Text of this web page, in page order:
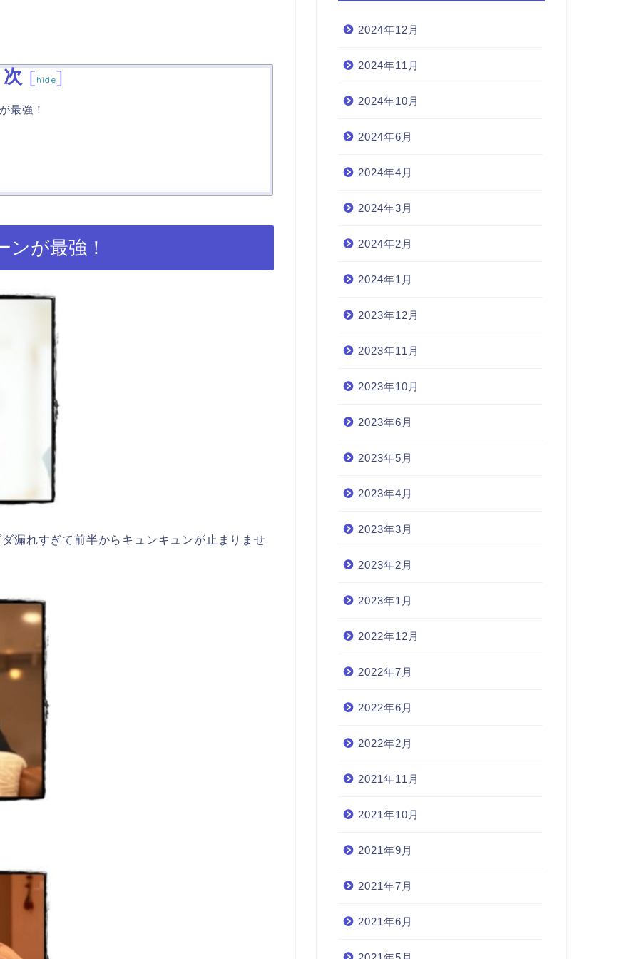
[hide]
最強！
が最強！
漏れすぎて前半からキュンキュンが止まりませ
2024年12月
2024年11月
2024年10月
2024年6月
2024年4月
2024年3月
2024年2月
2024年1月
2023年12月
2023年11月
2023年10月
2023年6月
2023年5月
2023年4月
2023年3月
2023年2月
2023年1月
2022年12月
2022年7月
2022年6月
2022年2月
2021年11月
2021年10月
2021年9月
2021年7月
2021年6月